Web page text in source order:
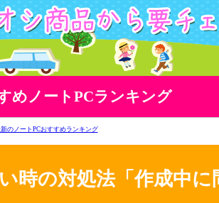
めノートPCランキング
のノートPCおすすめランキング
時の対処法「作成中に